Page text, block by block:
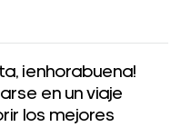
¡enhorabuena!
en un viaje
los mejores